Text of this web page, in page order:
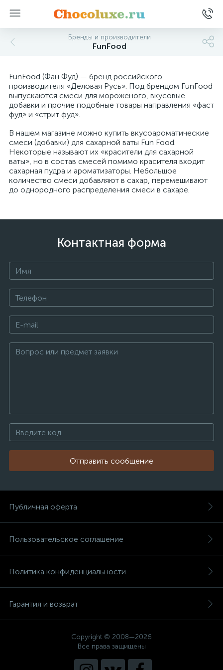
Бренды и производители
FunFood
FunFood (Фан Фуд) — бренд российского
производителя «Деловая Русь». Под брендом FunFood
выпускаются смеси для мороженого, вкусовые
добавки и прочие подобные товары направления «фаст
фуд» и «стрит фуд».
В нашем магазине можно купить вкусоароматические
смеси (добавки) для сахарной ваты Fun Food.
Некоторые называют их «красители для сахарной
ваты», но в состав смесей помимо красителя входит
сахарная пудра и ароматизаторы. Небольшое
количество смеси добавляют в сахар, перемешивают
до однородного распределения смеси в сахаре.
Контактная форма
Отправить сообщение
Публичная оферта
Пользовательское соглашение
Политика конфиденциальности
Гарантия и возврат
Copyright © 2008—2026
Все права защищены